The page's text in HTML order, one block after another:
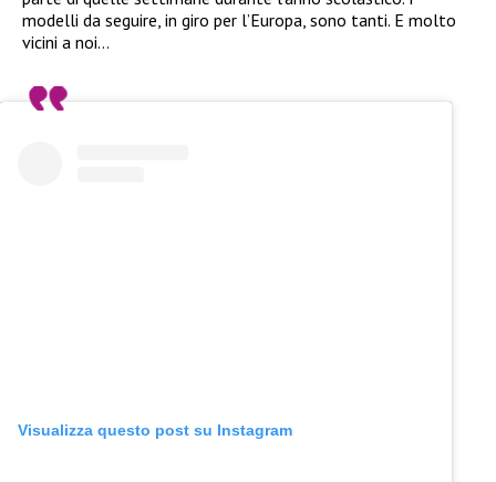
modelli da seguire, in giro per l’Europa, sono tanti. E molto
vicini a noi…
Visualizza questo post su Instagram